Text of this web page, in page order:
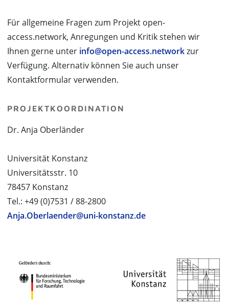
Für allgemeine Fragen zum Projekt open-
access.network, Anregungen und Kritik stehen wir
Ihnen gerne unter info@open-access.networkzur
Verfügung. Alternativ können Sie auch unser
Kontaktformular verwenden.
PROJEKTKOORDINATION
Dr. Anja Oberländer
Universität Konstanz
Universitätsstr. 10
78457 Konstanz
Tel.: +49 (0)7531 / 88-2800
Anja.Oberlaender@uni-konstanz.de